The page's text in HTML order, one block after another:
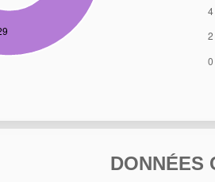
DONNÉES